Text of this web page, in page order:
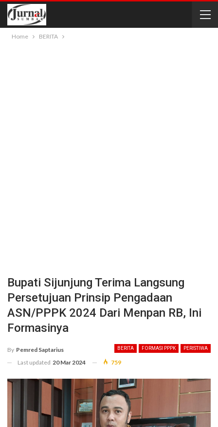
Home BERITA
Bupati Sijunjung Terima Langsung
Persetujuan Prinsip Pengadaan
ASN/PPPK 2024 Dari Menpan RB, Ini
Formasinya
BERITA FORMASI PPPK PERISTIWA
By Pemred Saptarius
Last updated 20 Mar 2024 759